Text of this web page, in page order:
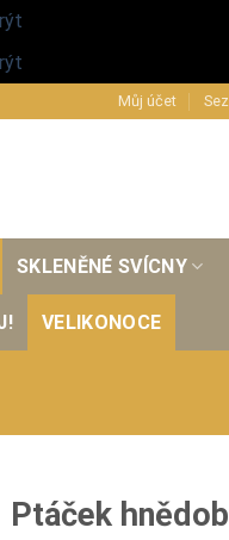
Můj účet
SKLENĚNÉ SVÍCNY
VELIKONOCE
Ptáček